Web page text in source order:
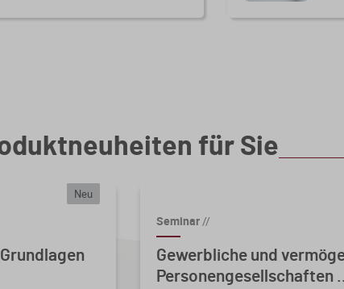
für Sie
Neu
Seminar//
Gewerbliche und
Personengesellschaften